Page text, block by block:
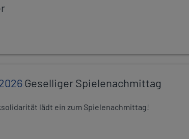
Geselliger Spielenachmittag
lädt ein zum Spielenachmittag!